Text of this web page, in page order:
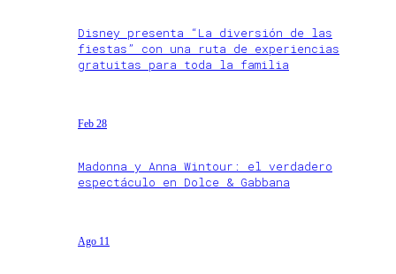
Disney presenta “La diversión de las
fiestas” con una ruta de experiencias
gratuitas para toda la familia
Feb 28
Madonna y Anna Wintour: el verdadero
espectáculo en Dolce & Gabbana
Ago 11